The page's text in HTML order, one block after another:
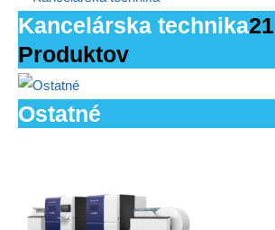
Kancelárska technika21
Produktov
Ostatné